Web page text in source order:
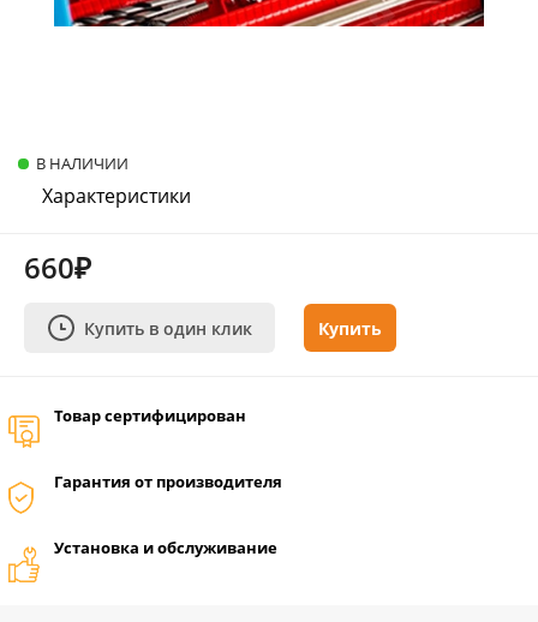
В НАЛИЧИИ
Характеристики
660₽
Купить в один клик Купить
Товар сертифицирован
Гарантия от производителя
Установка и обслуживание